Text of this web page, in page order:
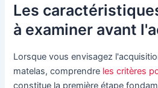
Les
à examiner avant
Lorsque vous envisagez
matelas, comprendre les critères
constitue la première étape